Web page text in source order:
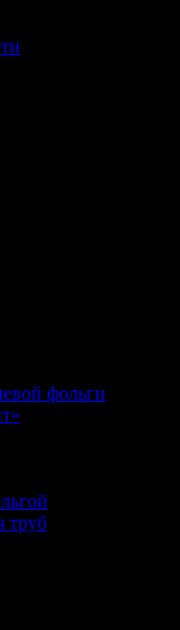
фольги
труб